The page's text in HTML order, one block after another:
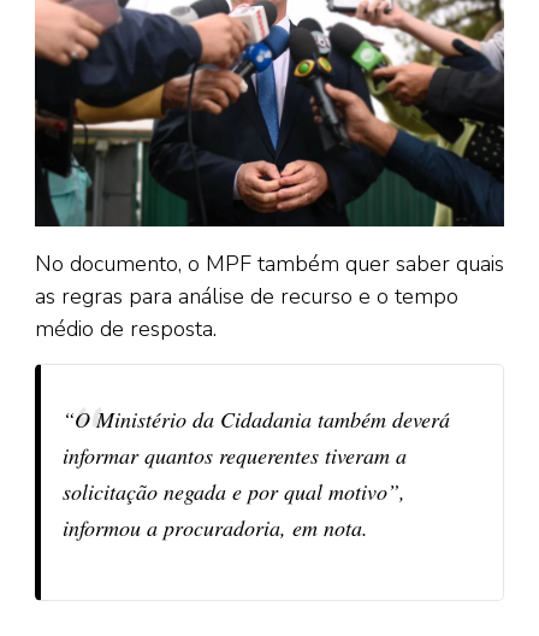
No documento, o MPF também quer saber quais
as regras para análise de recurso e o tempo
médio de resposta.
“O Ministério da Cidadania também deverá
informar quantos requerentes tiveram a
solicitação negada e por qual motivo”,
informou a procuradoria, em nota.